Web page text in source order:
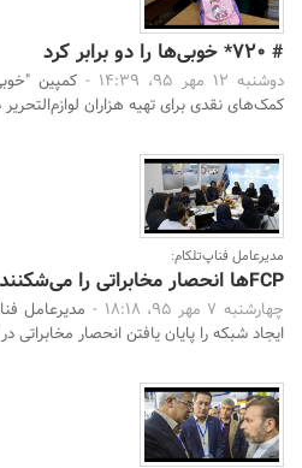
# 720* خوبی‌ها را دو برابر کرد
دوشنبه 12 مهر 95، 14:39 -
کمپین
کمک‌های نقدی برای تهیه هزاران
مدیرعامل فناپ‌تلکام:
FCPها انحصار مخابراتی را می‌شکنند
چهارشنبه 7 مهر 95، 18:18 -
ایجاد شبکه را پایان یافتن انحصار مخابراتی